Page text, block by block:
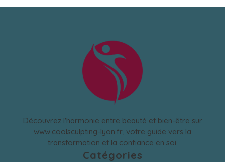
Découvrez l'harmonie entre beauté et bien-être sur
www.coolsculpting-lyon.fr, votre guide vers la
transformation et la confiance en soi.
Catégories